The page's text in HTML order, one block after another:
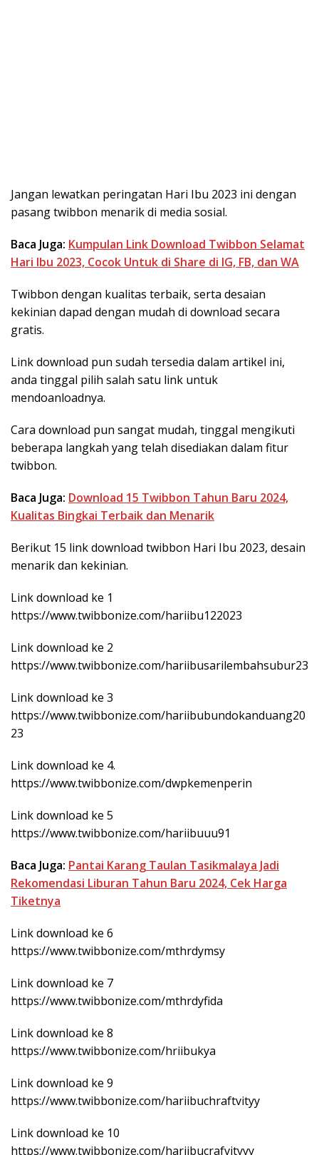
Jangan lewatkan peringatan Hari Ibu 2023 ini dengan
pasang twibbon menarik di media sosial.
Baca Juga: Kumpulan Link Download Twibbon Selamat
Hari Ibu 2023, Cocok Untuk di Share di IG, FB, dan WA
Twibbon dengan kualitas terbaik, serta desaian
kekinian dapad dengan mudah di download secara
gratis.
Link download pun sudah tersedia dalam artikel ini,
anda tinggal pilih salah satu link untuk
mendoanloadnya.
Cara download pun sangat mudah, tinggal mengikuti
beberapa langkah yang telah disediakan dalam fitur
twibbon.
Baca Juga: Download 15 Twibbon Tahun Baru 2024,
Kualitas Bingkai Terbaik dan Menarik
Berikut 15 link download twibbon Hari Ibu 2023, desain
menarik dan kekinian.
Link download ke 1
https://www.twibbonize.com/hariibu122023
Link download ke 2
https://www.twibbonize.com/hariibusarilembahsubur23
Link download ke 3
https://www.twibbonize.com/hariibubundokanduang20
23
Link download ke 4.
https://www.twibbonize.com/dwpkemenperin
Link download ke 5
https://www.twibbonize.com/hariibuuu91
Baca Juga: Pantai Karang Taulan Tasikmalaya Jadi
Rekomendasi Liburan Tahun Baru 2024, Cek Harga
Tiketnya
Link download ke 6
https://www.twibbonize.com/mthrdymsy
Link download ke 7
https://www.twibbonize.com/mthrdyfida
Link download ke 8
https://www.twibbonize.com/hriibukya
Link download ke 9
https://www.twibbonize.com/hariibuchraftvityy
Link download ke 10
https://www.twibbonize.com/hariibucrafvityyy